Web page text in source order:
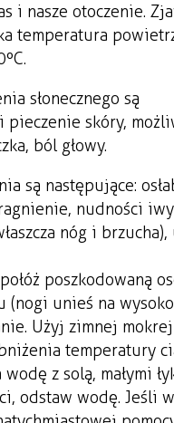
i nasze otoczenie.
temperatura
słonecznego są
pieczenie skóry,
ból głowy.
są następujące:
nudności i
nóg i brzucha),
poszkodowaną
(nogi unieś na
Użyj zimnej
temperatury
z solą, małymi
odstaw wodę. Jeśli